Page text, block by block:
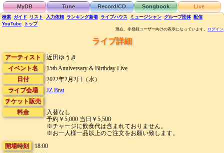
MyDB Tune Record/CD Songbook Live
検索 ガイド リスト 入力依頼 ランキング新着 ライブハウス ミュージシャン グループ団体 配信
YouTube
トップ
現在、非登録ユーザー向けの表示になっています。 ログイン
ライブ詳細
アーティスト
近田ゆうき
イベント名
15th Anniversary & Birthday Live
日付
2022年2月2日（水）
ライブ会場
JZ Brat
チケット販売
料金
入替なし
予約￥5,000 当日￥5,500
※チャージに飲食代は含まれておりません。
※お一人様一品以上のご注文をお願い致します。
開場時刻
18:00